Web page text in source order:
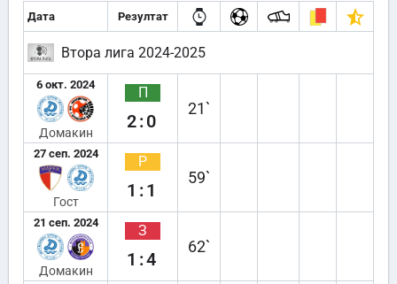
Дата Резултат
Втора лига 2024-2025
6 окт. 2024
Домакин
П
2:0
21`
27 сеп. 2024
Гост
Р
1:1
59`
21 сеп. 2024
Домакин
З
1:4
62`